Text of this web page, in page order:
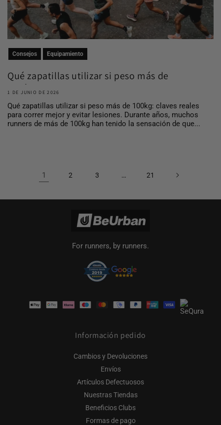
Consejos Equipamiento
Qué zapatillas utilizar si peso más de
100 kg
1 DE JUNIO DE 2026
Qué zapatillas utilizar si peso más de 100kg: claves reales
para correr mejor y evitar lesiones. Durante años, muchos
runners de más de 100kg han tenido la sensación de que...
1 2 3 … 21
For runners, by runners.
Información pedido
Cambios y Devoluciones
Envíos
Artículos Defectuosos
Nuestras Tiendas
Beneficios Clubs
Formas de pago